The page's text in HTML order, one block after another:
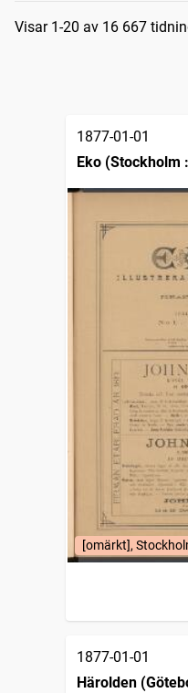
Visar 1-20 av 16 667
1877-01-01
Eko (Stockholm
månadsblad
[omärkt],
1877-01-01
Härolden